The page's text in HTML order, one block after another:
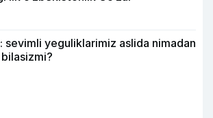
sevimli yeguliklarimiz aslida nimadan